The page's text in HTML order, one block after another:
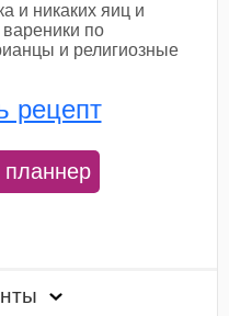
и никаких яиц и
по
и религиозные
рецепт
планнер